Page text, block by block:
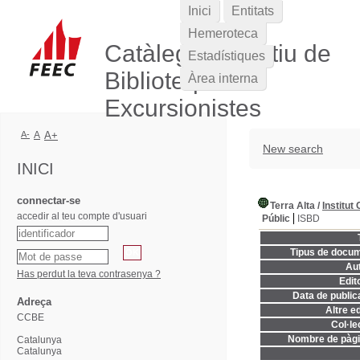
Catàleg Col·lectiu de
Biblioteques
Excursionistes
New search
Terra Alta / Institut
Públic
ISBD
Tipus de
Data de
Altre
Nombre de
Inici
Entitats
Hemeroteca
Estadístiques
Àrea interna
A- A A+
INICI
connectar-se
accedir al teu compte d'usuari
Has perdut la teva contrasenya ?
Adreça
CCBE
Catalunya
Catalunya